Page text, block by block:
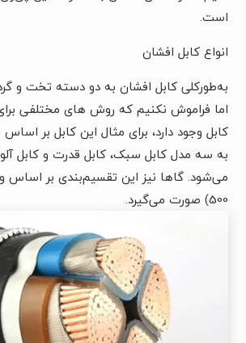
است.
انواع کابل افشان
به‌طورکلی کابل افشان به دو دسته تخت و
اما فراموش نکنیم که روش های مختلفی
کابل وجود دارد، برای مثال این کابل بر
به سه مدل کابل سبک، کابل قدرت و کابل
500) صورت می‌گیرد.